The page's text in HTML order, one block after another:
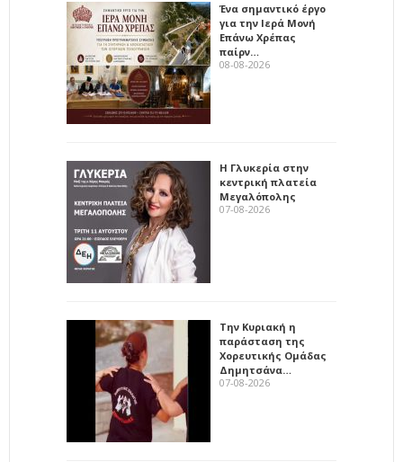
Ένα σημαντικό έργο
για την Ιερά Μονή
Επάνω Χρέπας
παίρν…
08-08-2026
Η Γλυκερία στην
κεντρική πλατεία
Μεγαλόπολης
07-08-2026
Την Κυριακή η
παράσταση της
Χορευτικής Ομάδας
Δημητσάνα…
07-08-2026